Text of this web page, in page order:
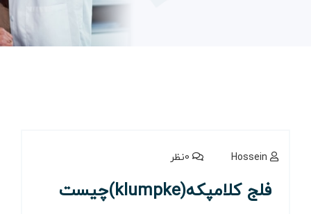
Hossein
فلج کلامپکه(klumpke)چیست